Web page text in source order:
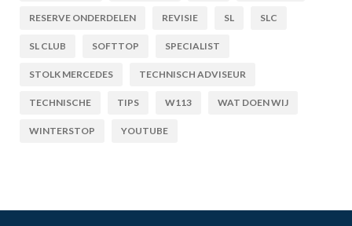
RESERVE ONDERDELEN REVISIE SL SLC
SL CLUB SOFTTOP SPECIALIST
STOLK MERCEDES TECHNISCH ADVISEUR
TECHNISCHE TIPS W113 WAT DOEN WIJ
WINTERSTOP YOUTUBE